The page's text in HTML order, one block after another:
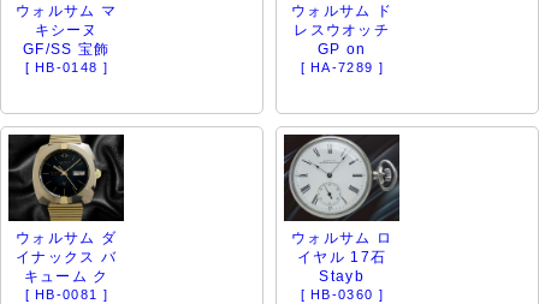
ウォルサム マ
キシーヌ
GF/SS 宝飾
[ HB-0148 ]
ウォルサム ド
レスウオッチ
GP on
[ HA-7289 ]
ウォルサム ダ
イナックス バ
キューム ク
[ HB-0081 ]
ウォルサム ロ
イヤル 17石
Stayb
[ HB-0360 ]